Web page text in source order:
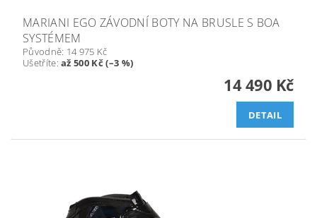
MARIANI EGO ZÁVODNÍ BOTY NA BRUSLE S BOA
SYSTÉMEM
Původně: 14 975 Kč
Ušetříte:až 500 Kč (–3 %)
14 490 Kč
DETAIL